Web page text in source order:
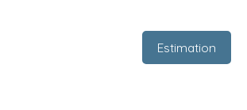
Estimation